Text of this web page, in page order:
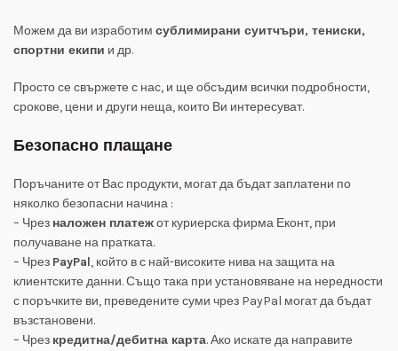
Можем да ви изработим сублимирани суитчъри, тениски,
спортни екипи и др.
Просто се свържете с нас, и ще обсъдим всички подробности,
срокове, цени и други неща, които Ви интересуват.
Безопасно плащане
Поръчаните от Вас продукти, могат да бъдат заплатени по
няколко безопасни начина :
– Чрез наложен платежот куриерска фирма Еконт, при
получаване на пратката.
– Чрез PayPal, който в с най-високите нива на защита на
клиентските данни. Също така при установяване на нередности
с поръчките ви, преведените суми чрез PayPal могат да бъдат
възстановени.
– Чрез кредитна/дебитна карта. Ако искате да направите